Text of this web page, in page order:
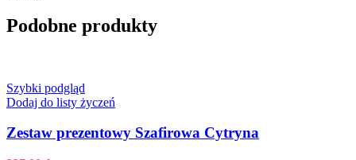
Podobne produkty
Szybki podgląd
Dodaj do listy życzeń
Zestaw prezentowy Szafirowa Cytryna